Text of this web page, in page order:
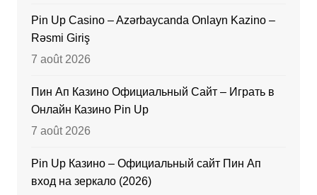
Pin Up Casino – Azərbaycanda Onlayn Kazino –
Rəsmi Giriş
7 août 2026
Пин Ап Казино Официальный Сайт – Играть в
Онлайн Казино Pin Up
7 août 2026
Pin Up Казино – Официальный сайт Пин Ап
вход на зеркало (2026)